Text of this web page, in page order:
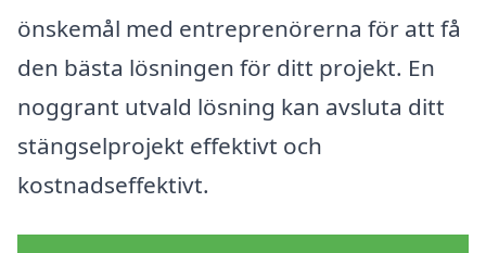
önskemål med entreprenörerna för att få
den bästa lösningen för ditt projekt. En
noggrant utvald lösning kan avsluta ditt
stängselprojekt effektivt och
kostnadseffektivt.